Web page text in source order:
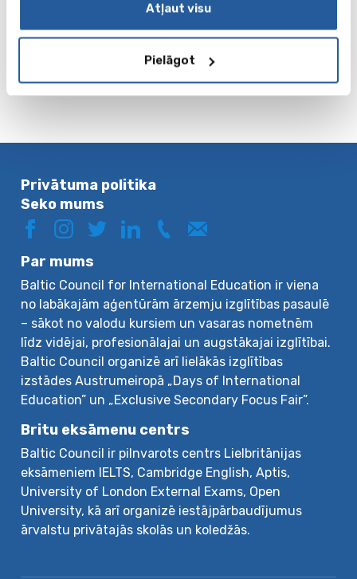
Atļaut visu
Pielāgot
Privātuma politika
Seko mums
Par mums
Baltic Council for International Education ir viena
no labākajām aģentūrām ārzemju izglītības pasaulē
– sākot no valodu kursiem un vasaras nometnēm
līdz vidējai, profesionālajai un augstākajai izglītībai.
Baltic Council organizē arī lielākās izglītības
izstādes Austrumeiropā „Days of International
Education” un „Exclusive Secondary Focus Fair”.
Britu eksāmenu centrs
Baltic Council ir pilnvarots centrs Lielbritānijas
eksāmeniem IELTS, Cambridge English, Aptis,
University of London External Exams, Open
University, kā arī organizē iestājpārbaudījumus
ārvalstu privātajās skolās un koledžās.